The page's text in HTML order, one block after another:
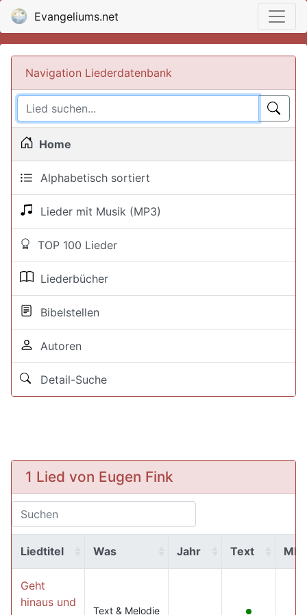
Evangeliums.net
Navigation Liederdatenbank
Home
Alphabetisch sortiert
Lieder mit Musik (MP3)
TOP 100 Lieder
Liederbücher
Bibelstellen
Autoren
Detail-Suche
1 Lied von Eugen Fink
Liedtitel Was Jahr Text
Geht
hinaus und
Text & Melodie